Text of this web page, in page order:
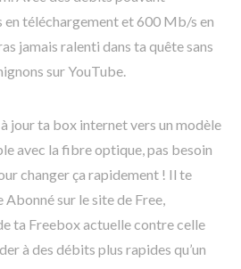
en téléchargement et 600 Mb/s en
jamais ralenti dans ta quête sans
sur YouTube.
jour ta box internet vers un modèle
avec la fibre optique, pas besoin
changer ça rapidement ! Il te
sur le site de Free,
ta Freebox actuelle contre celle
à des débits plus rapides qu’un